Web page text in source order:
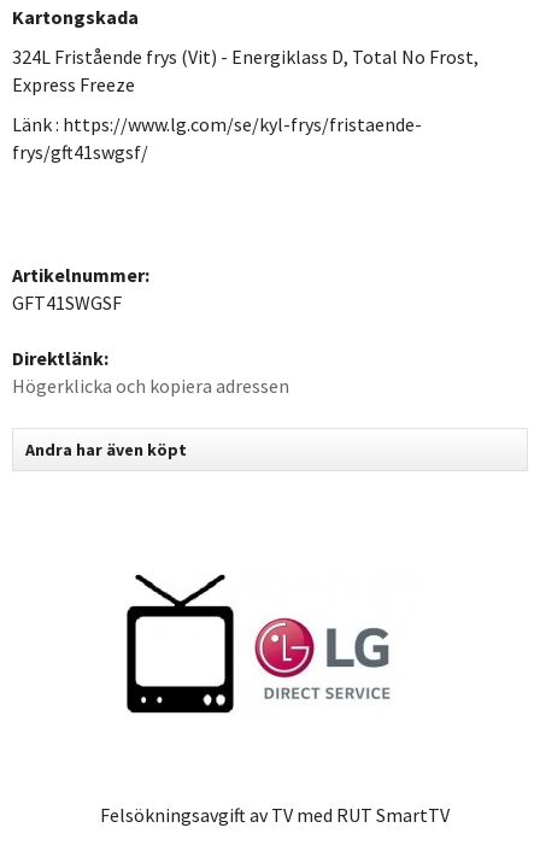
Kartongskada
324L Fristående frys (Vit) - Energiklass D, Total No Frost,
Express Freeze
Länk : https://www.lg.com/se/kyl-frys/fristaende-
frys/gft41swgsf/
Artikelnummer:
GFT41SWGSF
Direktlänk:
Högerklicka och kopiera adressen
Andra har även köpt
Felsökningsavgift av TV med RUT SmartTV